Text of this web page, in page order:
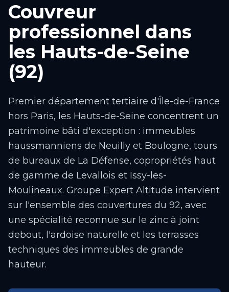
Couvreur
professionnel dans
les Hauts-de-Seine
(92)
Premier département tertiaire d'Île-de-France
hors Paris, les Hauts-de-Seine concentrent un
patrimoine bâti d'exception : immeubles
haussmanniens de Neuilly et Boulogne, tours
de bureaux de La Défense, copropriétés haut
de gamme de Levallois et Issy-les-
Moulineaux. Groupe Expert Altitude intervient
sur l'ensemble des couvertures du 92, avec
une spécialité reconnue sur le zinc à joint
debout, l'ardoise naturelle et les terrasses
techniques des immeubles de grande
hauteur.